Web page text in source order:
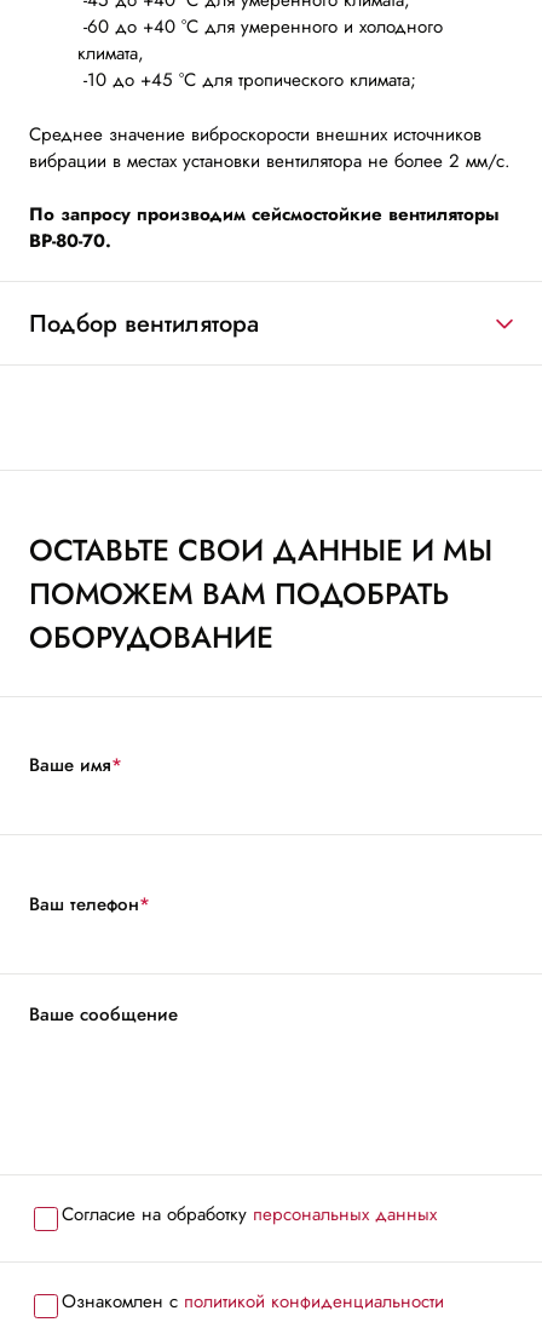
-60 до +40 °С для умеренного и холодного
климата,
-10 до +45 °С для тропического климата;
Среднее значение виброскорости внешних источников
вибрации в местах установки вентилятора не более 2 мм/с.
По запросу производим сейсмостойкие вентиляторы
ВР-80-70.
Подбор вентилятора
ОСТАВЬТЕ СВОИ ДАННЫЕ И МЫ
ПОМОЖЕМ ВАМ ПОДОБРАТЬ
ОБОРУДОВАНИЕ
Ваше имя*
Ваш телефон*
Ваше сообщение
Согласие на обработку персональных данных
Ознакомлен с политикой конфиденциальности